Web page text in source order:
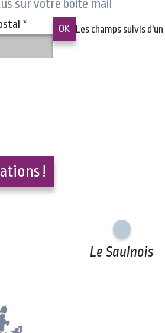
sur votre boite mail
* Les champs suivis d'un
!
Le Saulnois